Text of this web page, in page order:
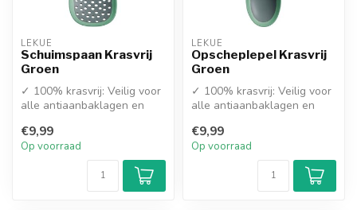
LEKUE
Schuimspaan Krasvrij
Groen
✓ 100% krasvrij: Veilig voor
alle antiaanbaklagen en
✓ Hoogwa...
€9,99
Op voorraad
LEKUE
Opscheplepel Krasvrij
Groen
✓ 100% krasvrij: Veilig voor
alle antiaanbaklagen en
✓ Hoogwa...
€9,99
Op voorraad